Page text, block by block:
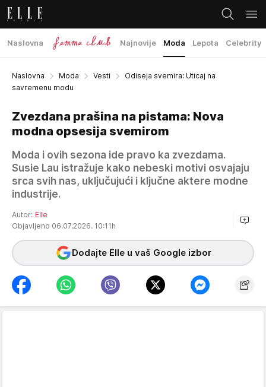
Naslovna Najnovije Moda Lepota Celebrity
Naslovna Moda Vesti
Odiseja svemira: Uticaj na
savremenu modu
Zvezdana prašina na pistama: Nova
modna opsesija svemirom
Moda i ovih sezona ide pravo ka zvezdama.
Susie Lau istražuje kako nebeski motivi osvajaju
srca svih nas, uključujući i ključne aktere modne
industrije.
Autor: Elle
Objavljeno 06.07.2026. 10:11h
Dodajte Elle u vaš Google izbor